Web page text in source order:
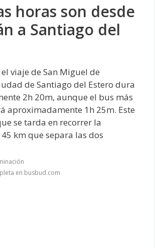
horas son desde
a Santiago del
viaje de San Miguel de
de Santiago del Estero dura
2h 20m, aunque el bus más
aproximadamente 1h 25m. Este
se tarda en recorrer la
km que separa las dos
en busbud.com